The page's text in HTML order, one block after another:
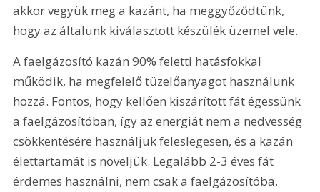
akkor vegyük meg a kazánt, ha meggyőződtünk,
hogy az általunk kiválasztott készülék üzemel vele.
A faelgázosító kazán 90% feletti hatásfokkal
működik, ha megfelelő tüzelőanyagot használunk
hozzá. Fontos, hogy kellően kiszárított fát égessünk
a faelgázosítóban, így az energiát nem a nedvesség
csökkentésére használjuk feleslegesen, és a kazán
élettartamát is növeljük. Legalább 2-3 éves fát
érdemes használni, nem csak a faelgázosítóba,